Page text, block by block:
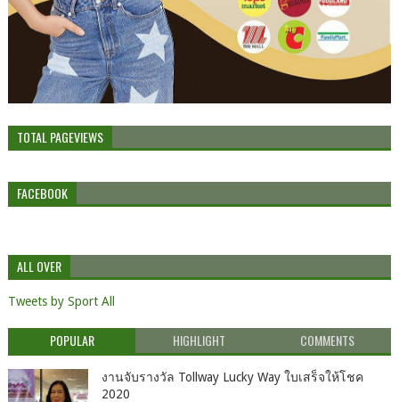
TOTAL PAGEVIEWS
FACEBOOK
ALL OVER
Tweets by Sport All
POPULAR HIGHLIGHT COMMENTS
งานจับรางวัล Tollway Lucky Way ใบเสร็จให้โชค
2020